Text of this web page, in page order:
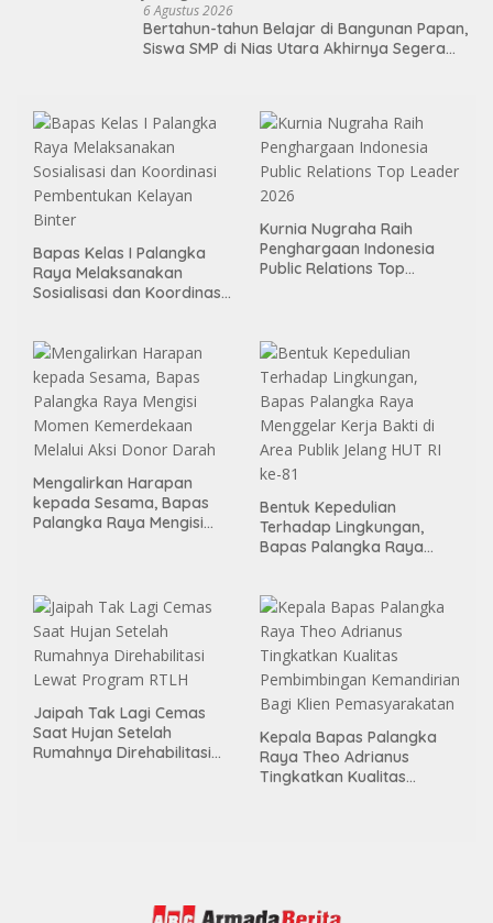
6 Agustus 2026
Bertahun-tahun Belajar di Bangunan Papan,
Siswa SMP di Nias Utara Akhirnya Segera
Bapas Kelas I Palangka
Raya Melaksanakan
Sosialisasi dan Koordinasi
Kurnia Nugraha Raih
Penghargaan Indonesia
Public Relations Top
Mengalirkan Harapan
kepada Sesama, Bapas
Palangka Raya Mengisi
Bentuk Kepedulian
Terhadap Lingkungan,
Bapas Palangka Raya
ke-81
Jaipah Tak Lagi Cemas
Saat Hujan Setelah
Rumahnya Direhabilitasi
Kepala Bapas Palangka
Raya Theo Adrianus
Tingkatkan Kualitas